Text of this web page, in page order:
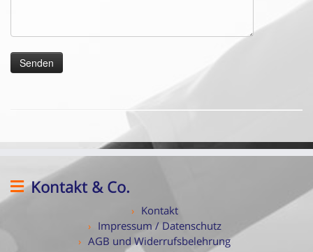
Kontakt & Co.
Kontakt
Impressum / Datenschutz
AGB und Widerrufsbelehrung